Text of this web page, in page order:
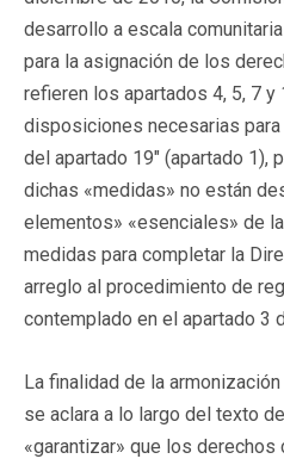
desarrollo a escala
para la asignación de los
refieren los apartados 4, 5, 7 y
disposiciones necesarias
del apartado 19″ (apartado 1),
dichas «medidas» no están
elementos» «esenciales» de
medidas para completar la
arreglo al procedimiento de
contemplado en el apartado 3
La finalidad de la
se aclara a lo largo del texto
«garantizar» que los